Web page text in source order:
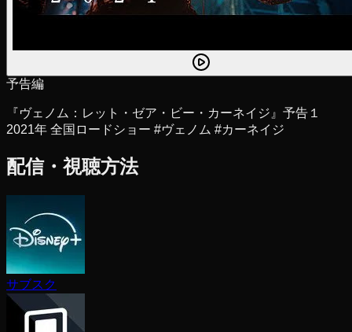
予告編
『ヴェノム：レット・ゼア・ビー・カーネイジ』予告１
2021年 全国ロードショー #ヴェノム #カーネイジ
配信・視聴方法
サブスク